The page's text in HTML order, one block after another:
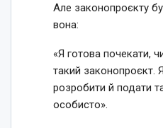
Але законопроєкту
вона:
«Я готова почекати,
такий законопроєкт.
розробити й подати
особисто».